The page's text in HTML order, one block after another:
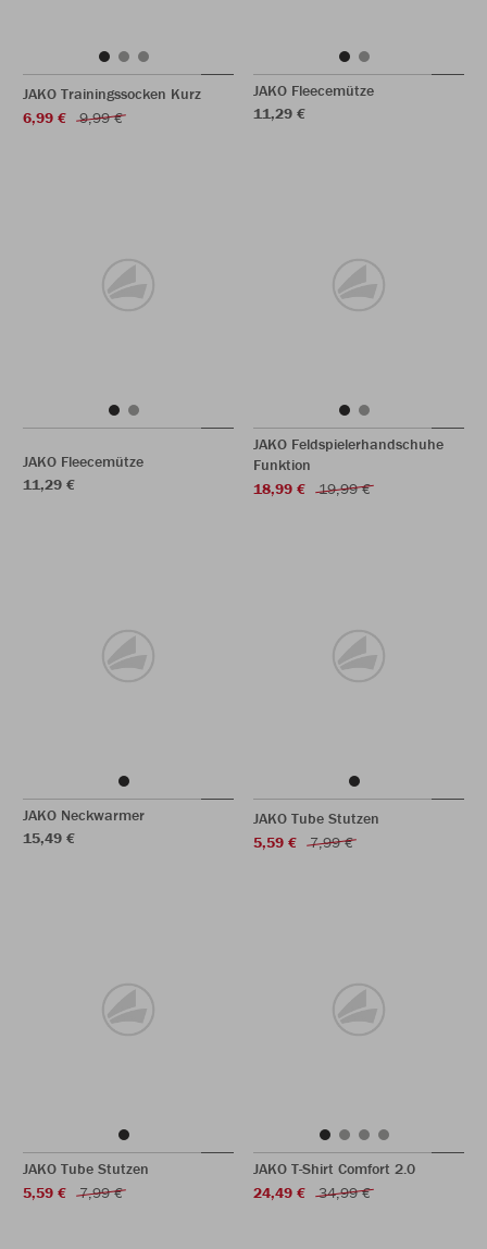
JAKO Trainingssocken Kurz
6,99 €
9,99 €
JAKO Fleecemütze
11,29 €
JAKO Fleecemütze
11,29 €
JAKO Feldspielerhandschuhe
Funktion
18,99 €
19,99 €
JAKO Neckwarmer
15,49 €
JAKO Tube Stutzen
5,59 €
7,99 €
JAKO Tube Stutzen
5,59 €
7,99 €
JAKO T-Shirt Comfort 2.0
24,49 €
34,99 €